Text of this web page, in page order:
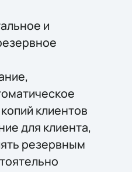
и
клиентов
для клиента,
резервным